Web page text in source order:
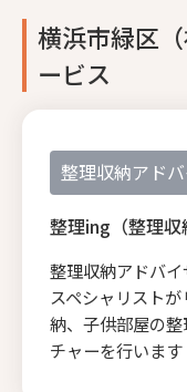
横浜市緑区
ービス
整理収納アド
整理ing（整理収
整理収納アドバ
スペシャリスト
納、子供部屋の
チャーを行います